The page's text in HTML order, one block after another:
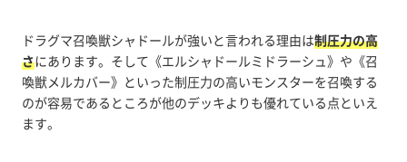
ドラグマ召喚獣シャドールが強いと言われる理由は制圧力の高
さにあります。そして《エルシャドールミドラーシュ》や《召
喚獣メルカバー》といった制圧力の高いモンスターを召喚する
のが容易であるところが他のデッキよりも優れている点といえ
ます。